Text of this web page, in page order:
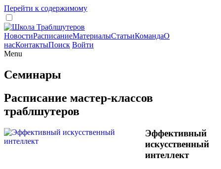
Перейти к содержимому
НовостиРасписаниеМатериалыСтатьиКомандаО
насКонтактыПоиск Войти
Menu
Семинары
Расписание мастер-классов
траблшутеров
Эффективный
искусственный
интеллект